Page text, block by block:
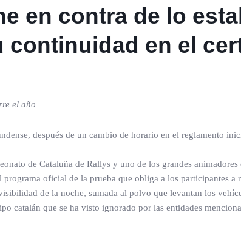
en contra de lo
continuidad en el
el año
después de un cambio de horario en el reglamento
de Cataluña de Rallys y uno de los grandes
oficial de la prueba que obliga a los participantes
de la noche, sumada al polvo que levantan los
catalán que se ha visto ignorado por las entidades